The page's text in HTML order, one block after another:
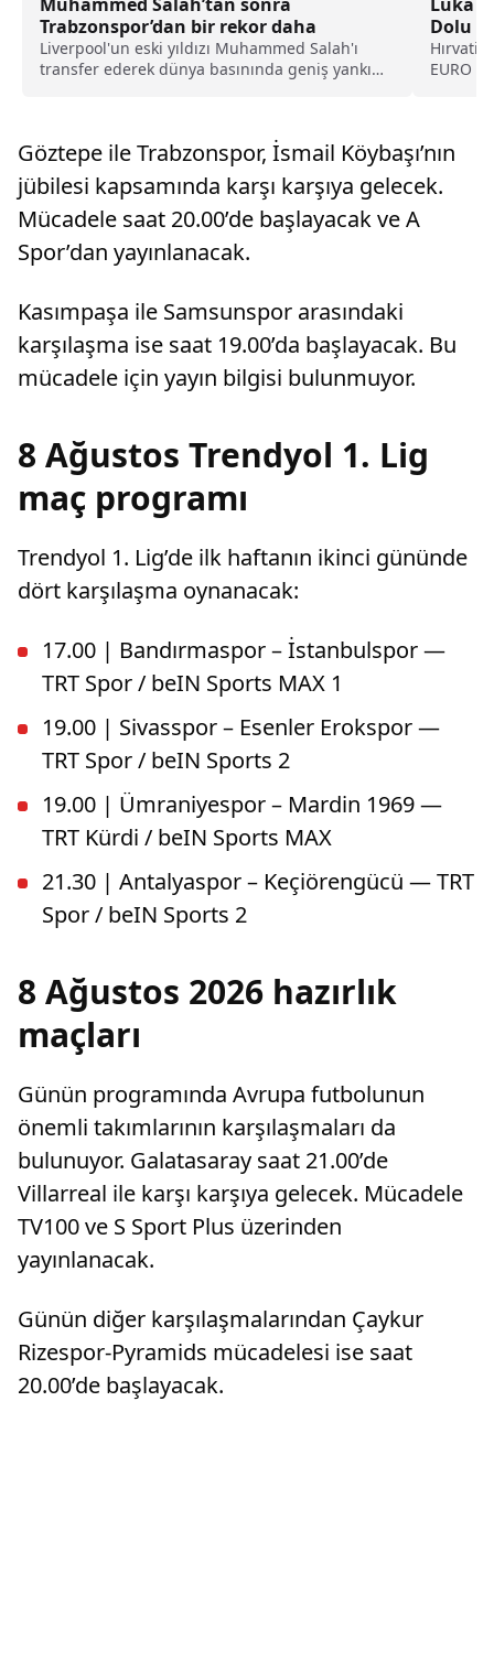
Trabzonspor’dan bir rekor daha
Liverpool'un eski yıldızı Muhammed Salah'ı
transfer ederek dünya basınında geniş yankı
açıkladı.
Dolu
EURO
Göztepe ile Trabzonspor, İsmail Köybaşı’nın
jübilesi kapsamında karşı karşıya gelecek.
Mücadele saat 20.00’de başlayacak ve A
Spor’dan yayınlanacak.
Kasımpaşa ile Samsunspor arasındaki
karşılaşma ise saat 19.00’da başlayacak. Bu
mücadele için yayın bilgisi bulunmuyor.
8 Ağustos Trendyol 1. Lig
maç programı
Trendyol 1. Lig’de ilk haftanın ikinci gününde
dört karşılaşma oynanacak:
17.00 | Bandırmaspor – İstanbulspor —
TRT Spor / beIN Sports MAX 1
19.00 | Sivasspor – Esenler Erokspor —
TRT Spor / beIN Sports 2
19.00 | Ümraniyespor – Mardin 1969 —
TRT Kürdi / beIN Sports MAX
21.30 | Antalyaspor – Keçiörengücü — TRT
Spor / beIN Sports 2
8 Ağustos 2026 hazırlık
maçları
Günün programında Avrupa futbolunun
önemli takımlarının karşılaşmaları da
bulunuyor. Galatasaray saat 21.00’de
Villarreal ile karşı karşıya gelecek. Mücadele
TV100 ve S Sport Plus üzerinden
yayınlanacak.
Günün diğer karşılaşmalarından Çaykur
Rizespor-Pyramids mücadelesi ise saat
20.00’de başlayacak.